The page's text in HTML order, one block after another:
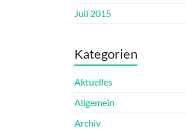
Juli 2015
Kategorien
Aktuelles
Allgemein
Archiv